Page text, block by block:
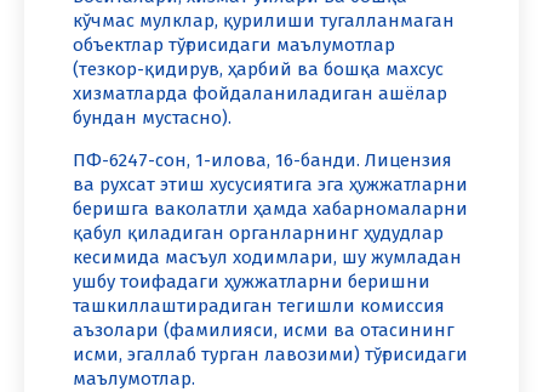
кўчмас мулклар, қурилиши тугалланмаган
объектлар тўғрисидаги маълумотлар
(тезкор-қидирув, ҳарбий ва бошқа махсус
хизматларда фойдаланиладиган ашёлар
бундан мустасно).
ПФ-6247-сон, 1-илова, 16-банди. Лицензия
ва рухсат этиш хусусиятига эга ҳужжатларни
беришга ваколатли ҳамда хабарномаларни
қабул қиладиган органларнинг ҳудудлар
кесимида масъул ходимлари, шу жумладан
ушбу тоифадаги ҳужжатларни беришни
ташкиллаштирадиган тегишли комиссия
аъзолари (фамилияси, исми ва отасининг
исми, эгаллаб турган лавозими) тўғрисидаги
маълумотлар.